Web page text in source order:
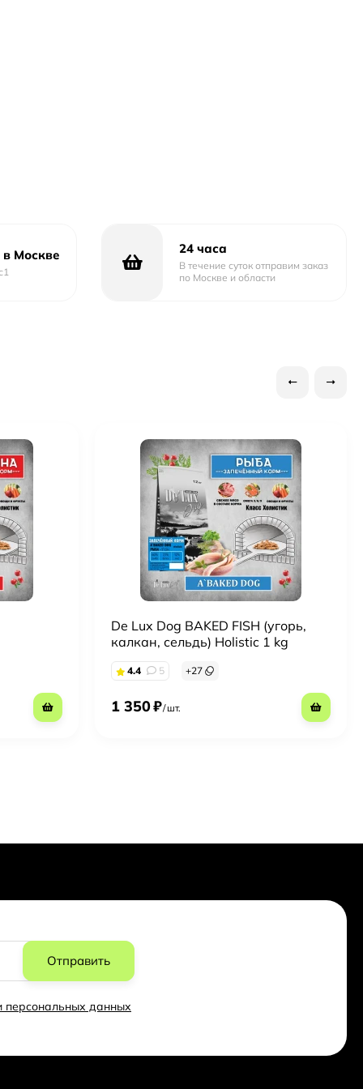
Москве 24 часа
В течение суток отправим заказ
по Москве и области
De Lux Dog BAKED FISH (угорь,
калкан, сельдь) Holistic 1 kg
4.4 5 +27
1 350₽/ шт.
Отправить
персональных данных